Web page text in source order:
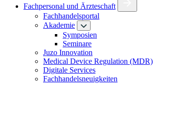
Fachpersonal und Ärzteschaft
Fachhandelsportal
Akademie
Symposien
Seminare
Juzo Innovation
Medical Device Regulation (MDR)
Digitale Services
Fachhandelsneuigkeiten